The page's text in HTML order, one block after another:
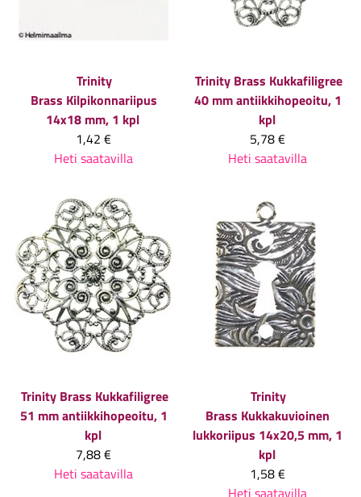
Trinity
Brass Kilpikonnariipus
14x18 mm, 1 kpl
1,42 €
Heti saatavilla
Trinity Brass Kukkafiligree
40 mm antiikkihopeoitu, 1
kpl
5,78 €
Heti saatavilla
Trinity Brass Kukkafiligree
51 mm antiikkihopeoitu, 1
kpl
7,88 €
Heti saatavilla
Trinity
Brass Kukkakuvioinen
lukkoriipus 14x20,5 mm, 1
kpl
1,58 €
Heti saatavilla